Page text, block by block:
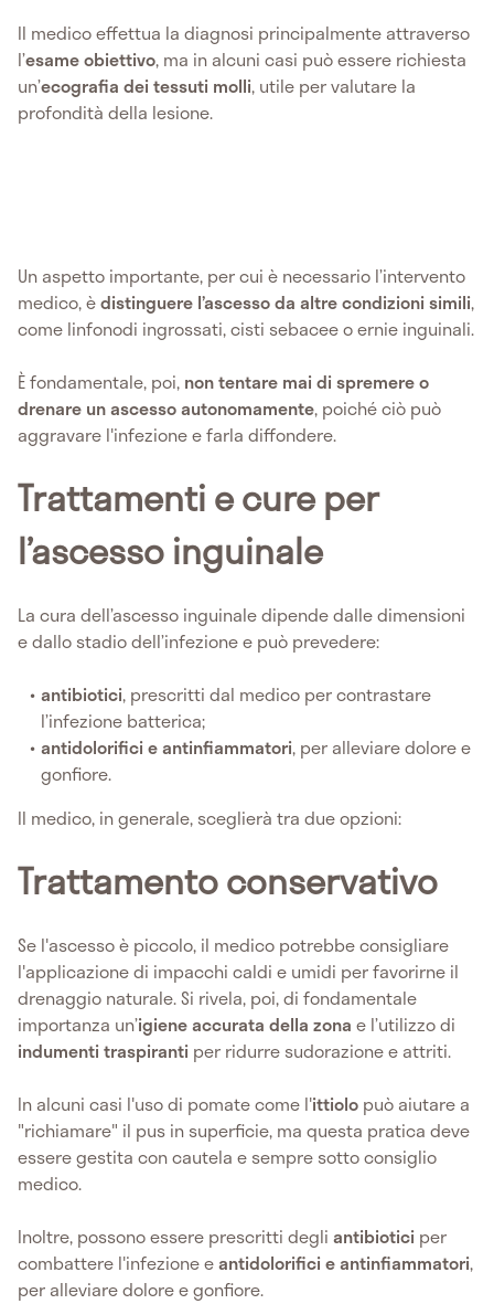
Il medico effettua la diagnosi principalmente attraverso
l’esame obiettivo, ma in alcuni casi può essere richiesta
un’ecografia dei tessuti molli, utile per valutare la
profondità della lesione.
Un aspetto importante, per cui è necessario l’intervento
medico, èdistinguere l’ascesso da altre condizioni simili,
come linfonodi ingrossati, cisti sebacee o ernie inguinali.
È fondamentale, poi, non tentare mai di spremere o
drenare un ascesso autonomamente, poiché ciò può
aggravare l'infezione e farla diffondere.
Trattamenti e cure per
l’ascesso inguinale
La cura dell’ascesso inguinale dipende dalle dimensioni
e dallo stadio dell’infezione e può prevedere:
antibiotici, prescritti dal medico per contrastare
l’infezione batterica;
antidolorifici e antinfiammatori, per alleviare dolore e
gonfiore.
Il medico, in generale, sceglierà tra due opzioni:
Trattamento conservativo
Se l'ascesso è piccolo, il medico potrebbe consigliare
l'applicazione di impacchi caldi e umidi per favorirne il
drenaggio naturale. Si rivela, poi, di fondamentale
importanza un’igiene accurata della zona e l’utilizzo di
indumenti traspiranti per ridurre sudorazione e attriti.
In alcuni casi l'uso di pomate come l'ittiolo può aiutare a
"richiamare" il pus in superficie, ma questa pratica deve
essere gestita con cautela e sempre sotto consiglio
medico.
Inoltre, possono essere prescritti degli antibiotici per
combattere l'infezione eantidolorifici e antinfiammatori,
per alleviare dolore e gonfiore.